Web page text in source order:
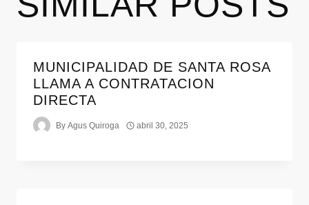
MUNICIPALIDAD DE SANTA ROSA
LLAMA A CONTRATACION
DIRECTA
By Agus Quiroga abril 30, 2025